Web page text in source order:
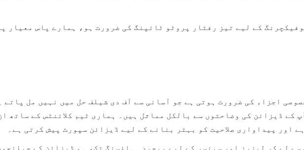
کے لیے تیز رفتار پروٹو ٹائپنگ کی ضرورت ہو، ہمارے پاس معیار
کے ڈیزائن کی وضاحتوں سے بالکل مماثل ہیں۔ ہماری ٹیم کلائنٹس کے ساتھ
اور پیداواری صلاحیت کو بہتر بنانے کے لیے ڈیزائن سپورٹ پیش کرتی ہے۔
لے کر لیزرز اور سینسر کے لیے پیچیدہ ہاؤسنگ تک، ہم ڈیزائن کے